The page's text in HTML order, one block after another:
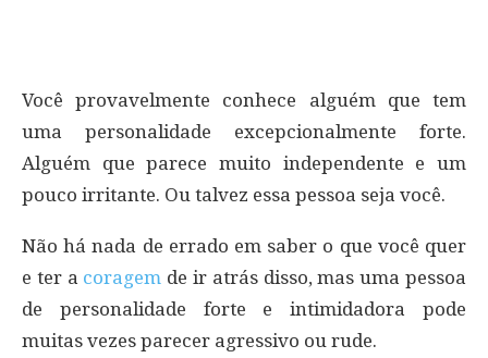
Você provavelmente conhece alguém que tem
uma personalidade excepcionalmente forte.
Alguém que parece muito independente e um
pouco irritante. Ou talvez essa pessoa seja você.
Não há nada de errado em saber o que você quer
e ter a coragem de ir atrás disso, mas uma pessoa
de personalidade forte e intimidadora pode
muitas vezes parecer agressivo ou rude.